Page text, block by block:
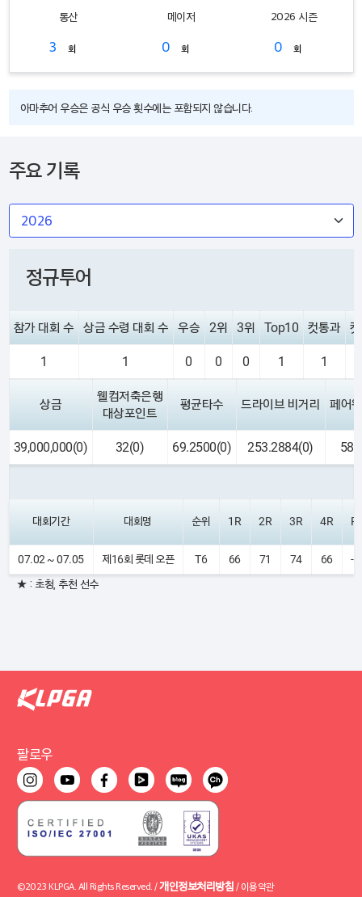
통산
3 회
메이저
0 회
2026 시즌
0 회
아마추어 우승은 공식 우승 횟수에는 포함되지 않습니다.
주요 기록
정규투어
참가 대회 수 상금 수령 대회 수 우승 2위 3위 Top10 컷통과
1 1 0 0 0 1 1
상금
웰컴저축은행
대상포인트
평균타수 드라이브 비거리 페어
39,000,000(0) 32(0) 69.2500(0) 253.2884(0)
대회기간 대회명 순위 1R 2R 3R 4R
07.02 ~ 07.05 제16회 롯데 오픈 T6 66 71 74 66 -
★ : 초청, 추천 선수
팔로우
©2023 KLPGA. All Rights Reserved. /개인정보처리방침 / 이용약관